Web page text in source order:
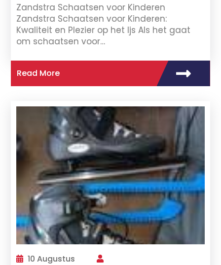
Zandstra Schaatsen voor Kinderen
Zandstra Schaatsen voor Kinderen:
Kwaliteit en Plezier op het Ijs Als het gaat
om schaatsen voor…
Read More
10 Augustus